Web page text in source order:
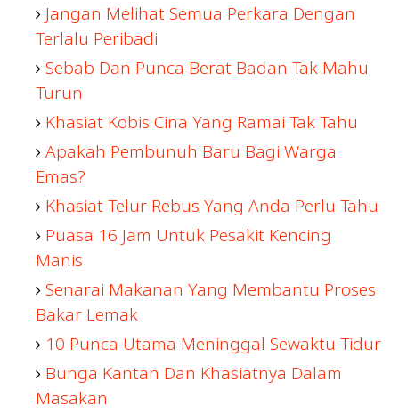
Jangan Melihat Semua Perkara Dengan
Terlalu Peribadi
Sebab Dan Punca Berat Badan Tak Mahu
Turun
Khasiat Kobis Cina Yang Ramai Tak Tahu
Apakah Pembunuh Baru Bagi Warga
Emas?
Khasiat Telur Rebus Yang Anda Perlu Tahu
Puasa 16 Jam Untuk Pesakit Kencing
Manis
Senarai Makanan Yang Membantu Proses
Bakar Lemak
10 Punca Utama Meninggal Sewaktu Tidur
Bunga Kantan Dan Khasiatnya Dalam
Masakan